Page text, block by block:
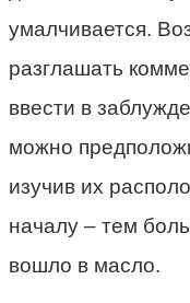
умалчивается.
разглашать
ввести в
можно
изучив их
началу – тем
вошло в масло.